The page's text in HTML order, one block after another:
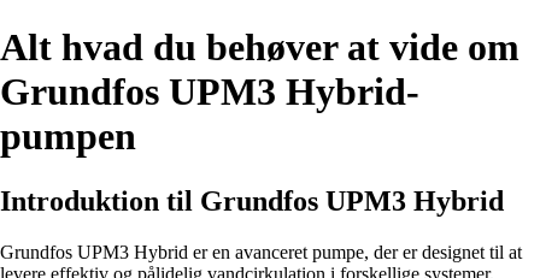
Alt hvad du behøver at vide om
Grundfos UPM3 Hybrid-
pumpen
Introduktion til Grundfos UPM3 Hybrid
Grundfos UPM3 Hybrid er en avanceret pumpe, der er designet til at
levere effektiv og pålidelig vandcirkulation i forskellige systemer.